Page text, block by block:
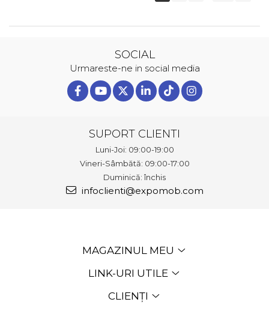
SOCIAL
Urmareste-ne in social media
SUPORT CLIENTI
Luni-Joi: 09:00-19:00
Vineri-Sâmbătă: 09:00-17:00
Duminică: închis
infoclienti@expomob.com
MAGAZINUL MEU
LINK-URI UTILE
CLIENȚI